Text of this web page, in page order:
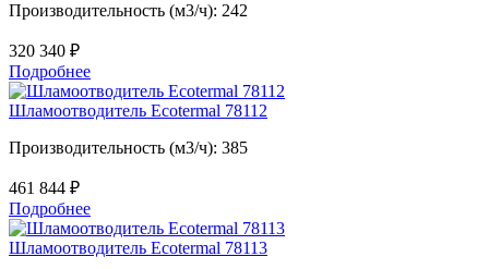
Производительность (м3/ч): 242
320 340 ₽
Подробнее
Шламоотводитель Ecotermal 78112
Производительность (м3/ч): 385
461 844 ₽
Подробнее
Шламоотводитель Ecotermal 78113